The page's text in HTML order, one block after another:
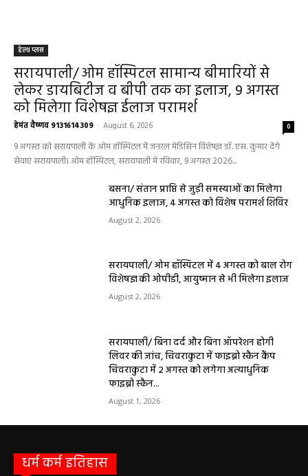
हेल्थ प्लस
सरायपाली/ ओम हॉस्पिटल सामान्य बीमारियों से
लेकर डायबिटीज व बीपी तक का इलाज, 9 अगस्त
को मिलेगा विशेषज्ञ ईलाज परामर्श
हेमंत वैष्णव 9131614309 - August 6, 2026 0
9 अगस्त को सरायपाली के ओम हॉस्पिटल में जनरल मेडिसिन विशेषज्ञ डॉ. एस. कुमार देंगे
सेवाएं सरायपाली। ओम हॉस्पिटल, सरायपाली में रविवार, 9 अगस्त 2026...
बसना/ संतान प्राप्ति से जुड़ी समस्याओं का मिलेगा
आधुनिक इलाज, 4 अगस्त को विशेष परामर्श शिविर
August 2, 2026
सरायपाली/ ओम हॉस्पिटल में 4 अगस्त को बाल रोग
विशेषज्ञ की ओपीडी, आयुष्मान से भी मिलेगा इलाज
August 2, 2026
सरायपाली/ बिना दर्द और बिना ऑपरेशन होगी
लिवर की जांच, चिवराकुटा में फाइब्रो स्कैन कैंप
चिवराकुटा में 2 अगस्त को लगेगा अत्याधुनिक
फाइब्रो स्कैन...
August 1, 2026
धर्म कर्म इतिहास